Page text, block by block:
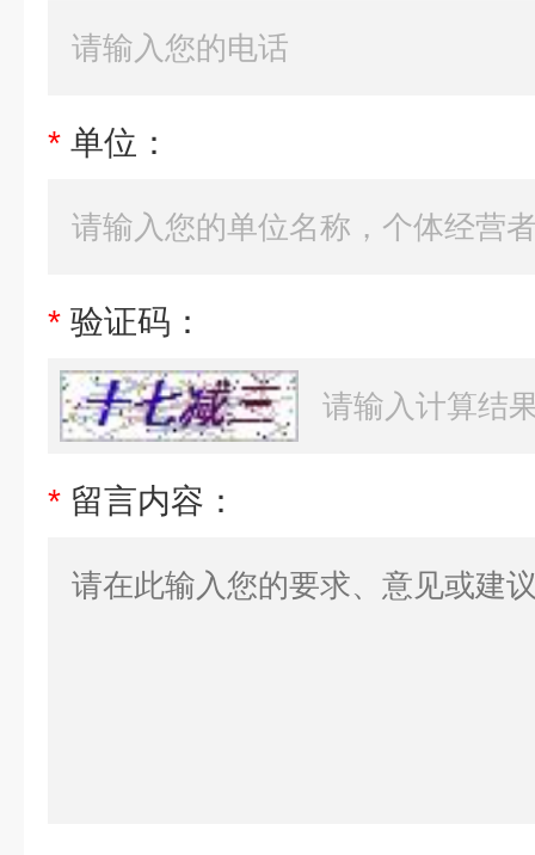
* 单位：
* 验证码：
* 留言内容：